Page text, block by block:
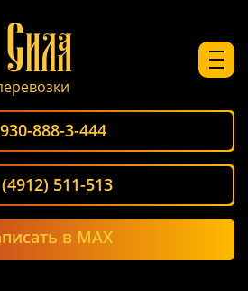
888-3-444
511-513
в MAX